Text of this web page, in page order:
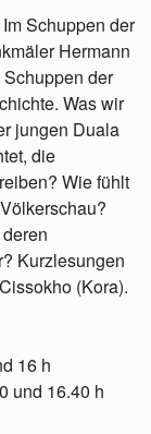
Schuppen der
Hermann
der
Was wir
jungen Duala
die
Wie fühlt
Kurzlesungen
(Kora).
16 h
und 16.40 h